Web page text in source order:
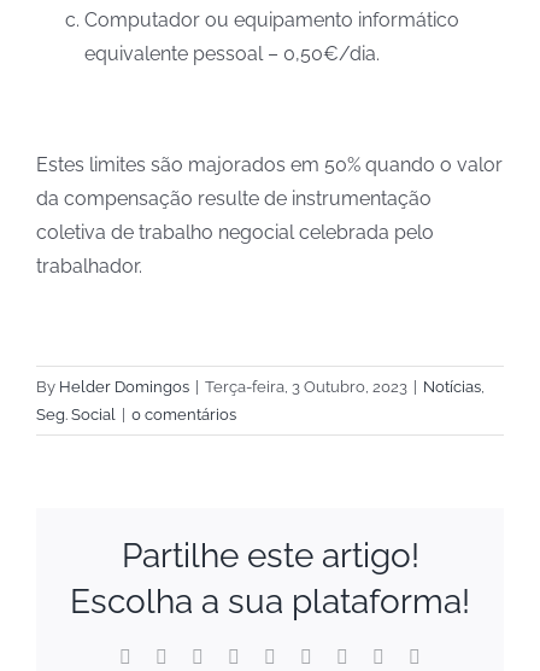
Computador ou equipamento informático
equivalente pessoal – 0,50€/dia.
Estes limites são majorados em 50% quando o valor
da compensação resulte de instrumentação
coletiva de trabalho negocial celebrada pelo
trabalhador.
By Helder Domingos Terça-feira, 3 Outubro, 2023 Notícias,
Seg. Social
0 comentários
Partilhe este artigo!
Escolha a sua plataforma!
Facebook Reddit LinkedInWhatsApp
TumblrPinterest